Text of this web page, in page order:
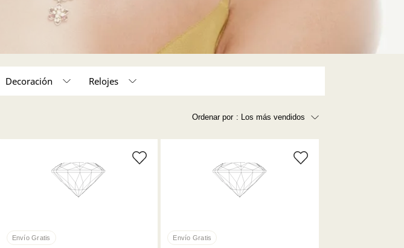
Decoración Relojes
Ordenar por : Los más vendidos
Precio más alto
Los más vendidos
Fecha de lanzamiento